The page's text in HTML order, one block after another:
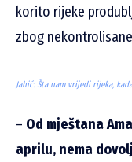
korito rijeke
zbog
Jahić: Šta nam vrijedi rijeka,
– Od mještana
aprilu, nema